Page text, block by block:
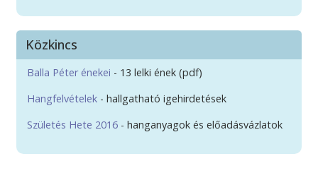
Közkincs
Balla Péter énekei - 13 lelki ének (pdf)
Hangfelvételek - hallgatható igehirdetések
Születés Hete 2016 - hanganyagok és előadásvázlatok